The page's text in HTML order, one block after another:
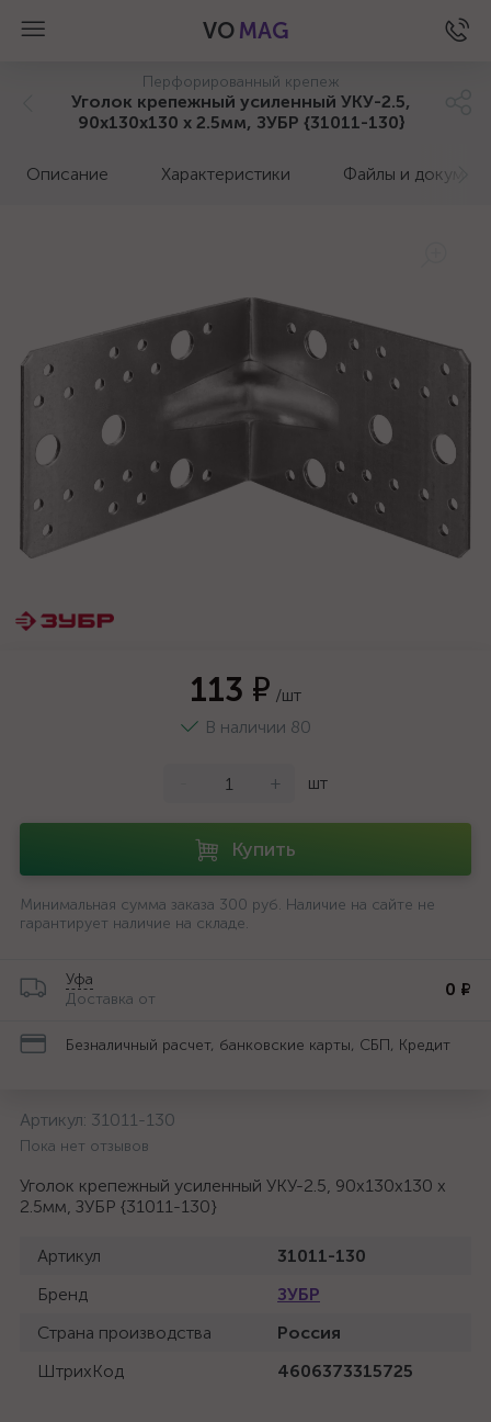
VO MAG
Перфорированный крепеж
Уголок крепежный усиленный УКУ-2.5,
90х130х130 х 2.5мм, ЗУБР {31011-130}
Описание Характеристики Файлы и
113 ₽ /шт
В наличии 80
+ шт
Купить
Минимальная сумма заказа 300 руб. Наличие на сайте не
гарантирует наличие на складе.
Уфа
Доставка от
0 ₽
Безналичный расчет, банковские карты, СБП, Кредит
Артикул: 31011-130
Пока нет отзывов
Уголок крепежный усиленный УКУ-2.5, 90х130х130 х
2.5мм, ЗУБР {31011-130}
Артикул
31011-130
Бренд
ЗУБР
Страна производства
Россия
ШтрихКод
4606373315725